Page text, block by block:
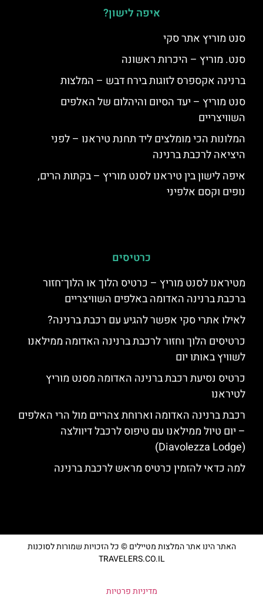
איפה לישון?
סנט מוריץ אתר סקי
סנט. מוריץ – היכרות ראשונה
ברנינה אקספרס לזוגות בירח דבש – המלצות
סנט מוריץ – יעד הסיום והיהלום של האלפים
השוויצריים
המלונות הכי מומלצים ליד תחנת טיראנו – לפני
היציאה לרכבת ברנינה
איפה לישון בין טיראנו לסנט מוריץ – בקתות הרים,
נופים וקסם אלפיני
כרטיסים
מטיראנו לסנט מוריץ – כרטיס הלוך או הלוך־חזור
ברכבת ברנינה האדומה באלפים השוויצריים
לאילו אתרי סקי אפשר להגיע עם רכבת ברנינה?
כרטיסים הלוך וחזור לרכבת ברנינה האדומה ממילאנו
לשוויץ באותו יום
כרטיס נסיעת רכבת ברנינה האדומה מסנט מוריץ
לטיראנו
רכבת ברנינה האדומה וארוחת צהריים מול הרי האלפים
– יום טיול ממילאנו עם טיפוס לרכבל דיוולצה
(Diavolezza Lodge)
למה כדאי להזמין כרטיס מראש לרכבת ברנינה
האתר הינו אתר המלצות מטיילים © כל הזכויות שמורות לסוכנות
TRAVELERS.CO.IL
מדיניות פרטיות